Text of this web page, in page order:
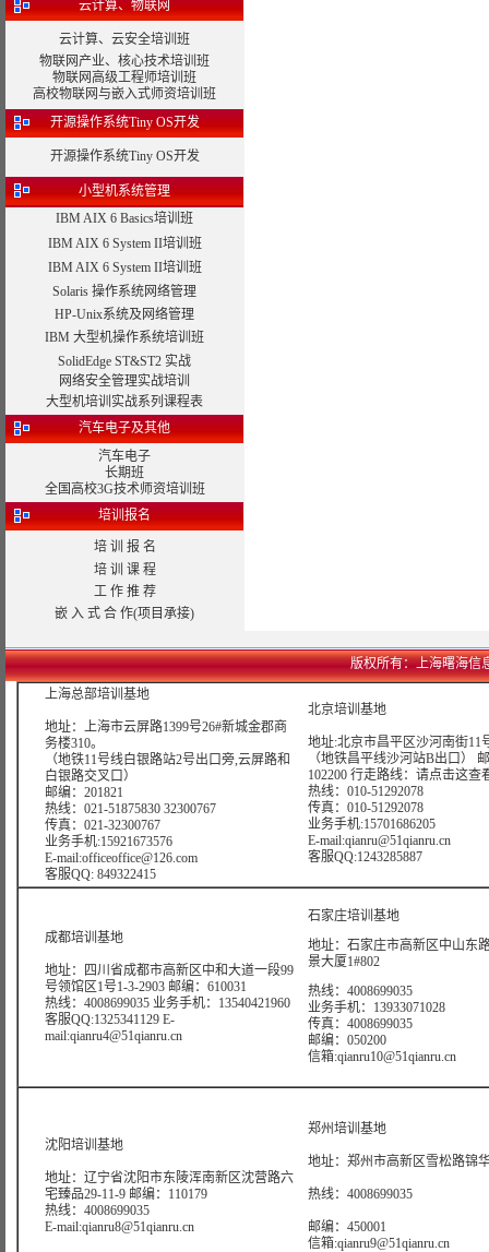
云计算、物联网
云计算、云安全培训班
物联网产业、核心技术培训班
物联网高级工程师培训班
高校物联网与嵌入式师资培训班
开源操作系统Tiny OS开发
开源操作系统Tiny OS开发
小型机系统管理
IBM AIX 6 Basics培训班
IBM AIX 6 System II培训班
IBM AIX 6 System II培训班
Solaris 操作系统网络管理
HP-Unix系统及网络管理
IBM 大型机操作系统培训班
SolidEdge ST&ST2 实战
网络安全管理实战培训
大型机培训实战系列课程表
汽车电子及其他
汽车电子
长期班
全国高校3G技术师资培训班
培训报名
培 训 报 名
培 训 课 程
工 作 推 荐
嵌 入 式 合 作(项目承接)
版权所有：上海曙海信
上海总部培训基地
地址：上海市云屏路1399号26#新城金郡商
务楼310。
（地铁11号线白银路站2号出口旁,云屏路和
白银路交叉口）
邮编：201821
热线：021-51875830 32300767
传真：021-32300767
业务手机:15921673576
E-mail:officeoffice@126.com
客服QQ: 849322415
北京培训基地
地址:北京市昌平区沙河南街11
（地铁昌平线沙河站B出口）
102200 行走路线： 请点击这查
热线：010-51292078
传真：010-51292078
业务手机:15701686205
E-mail:qianru@51qianru.cn
客服QQ:1243285887
成都培训基地
地址：四川省成都市高新区中和大道一段99
号领馆区1号1-3-2903 邮编：610031
热线：4008699035 业务手机：13540421960
客服QQ:1325341129 E-
mail:qianru4@51qianru.cn
石家庄培训基地
地址：石家庄市高新区中山东
景大厦1#802
热线：4008699035
业务手机：13933071028
传真：4008699035
邮编：050200
信箱:qianru10@51qianru.cn
沈阳培训基地
地址：辽宁省沈阳市东陵浑南新区沈营路六
宅臻品29-11-9 邮编：110179
热线：4008699035
E-mail:qianru8@51qianru.cn
郑州培训基地
地址：郑州市高新区雪松路锦
热线：4008699035
邮编：450001
信箱:qianru9@51qianru.cn